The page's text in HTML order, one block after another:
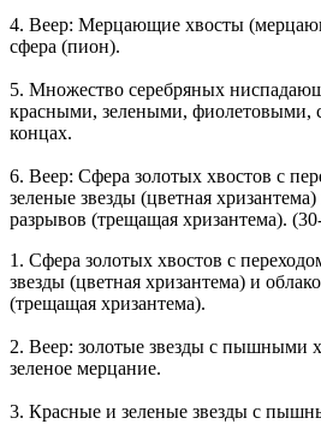
4. Веер: Мерцающие хвосты
сфера (пион).
5. Множество серебряных
красными, зелеными, фиолетовыми,
концах.
6. Веер: Сфера золотых хвостов с
зеленые звезды (цветная
разрывов (трещащая хризантема).
1. Сфера золотых хвостов с
звезды (цветная хризантема) и
(трещащая хризантема).
2. Веер: золотые звезды с пышными
зеленое мерцание.
3. Красные и зеленые звезды с